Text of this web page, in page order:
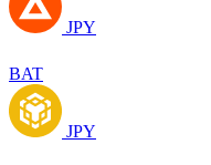
JPY
BAT
JPY